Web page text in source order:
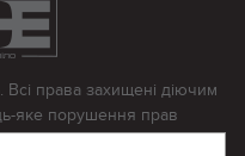
права захищені діючим
яке порушення прав
Будь-яке відтворення